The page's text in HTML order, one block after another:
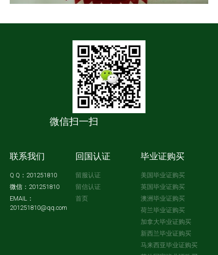
微信扫一扫
联系我们
Q Q：201251810
微信：201251810
EMAIL：
201251810@qq.com
回国认证
留服认证
留信认证
首页
毕业证购买
美国毕业证购买
英国毕业证购买
澳洲毕业证购买
荷兰毕业证购买
加拿大毕业证购买
新西兰毕业证购买
马来西亚毕业证购买